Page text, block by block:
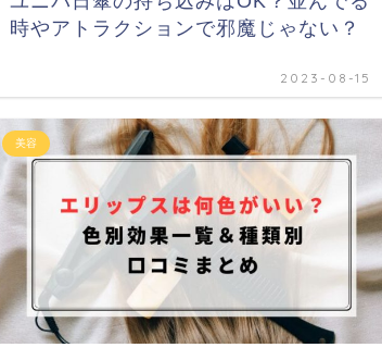
時やアトラクションで邪魔じゃない？
2023-08-15
美容